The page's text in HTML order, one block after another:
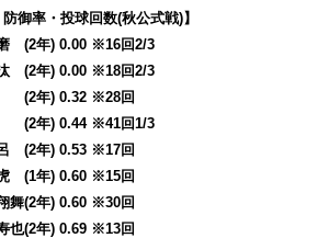
御率・投球回数(秋公式戦)】
(2年) 0.00 ※16回2/3
(2年) 0.00 ※18回2/3
年) 0.32 ※28回
年) 0.44 ※41回1/3
(2年) 0.53 ※17回
(1年) 0.60 ※15回
年) 0.60 ※30回
年) 0.69 ※13回